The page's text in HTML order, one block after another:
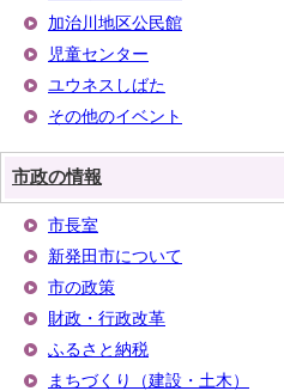
加治川地区公民館
児童センター
ユウネスしばた
その他のイベント
市政の情報
市長室
新発田市について
市の政策
財政・行政改革
ふるさと納税
まちづくり（建設・土木）